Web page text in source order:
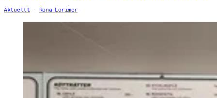
Aktuellt Rona Lorimer